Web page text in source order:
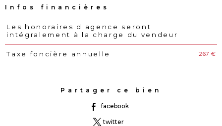
Infos financières
Caractéristiques Valeurs
Les honoraires d'agence seront
intégralement à la charge du vendeur
Taxe foncière annuelle 267 €
Partager ce bien
facebook
twitter